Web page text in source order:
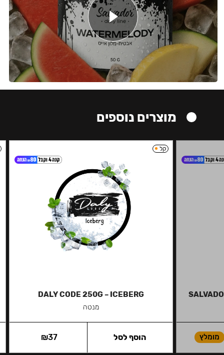
מוצרים נוספים
מומלץ
קל
DALY CODE 250G – ICEBERG
מנטה
₪37 הוסף לסל